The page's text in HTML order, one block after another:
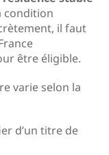
condition
il faut
être éligible.
varie selon la
d’un titre de